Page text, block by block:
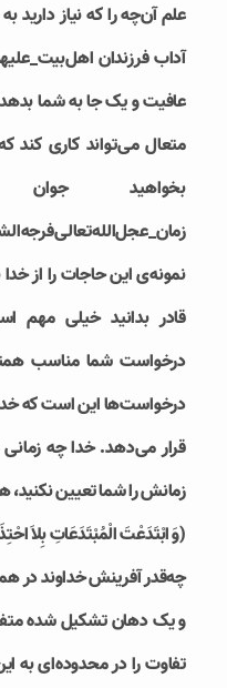
علم آن‌چه را که نیاز دارید
آداب فرزندان
عافیت و یک جا به شما
متعال می‌تواند کاری کند
بخواهید
نمونه‌ی این حاجات را از خدا
قادر بدانید خیلی مهم
درخواست شما مناسب
درخواست‌ها این است که
قرار می‌دهد. خدا چه زمانی
زمانش را شما تعیین
(وَ ابْتَدَعْتَ الْمُبْتَدَعَاتِ بِلاَ
چه‌قدر آفرینش خداوند در
و یک دهان تشکیل شده
تفاوت را در محدوده‌ای به